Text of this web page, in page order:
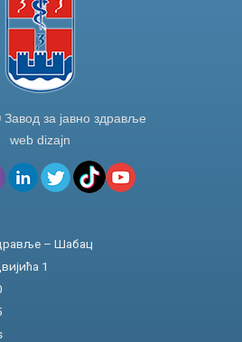
за јавно здравље
web dizajn
– Шабац
1